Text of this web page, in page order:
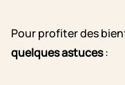
Pour profiter des
quelques astuces: